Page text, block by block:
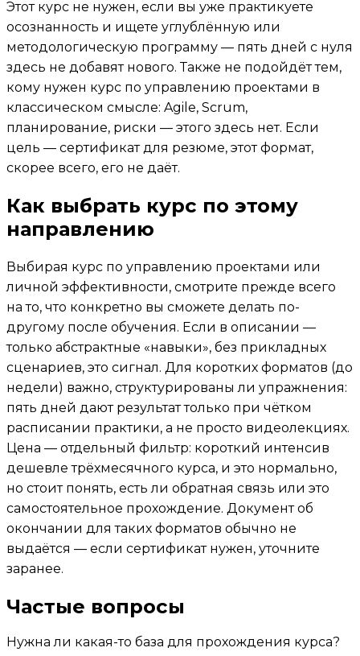
Этот курс не нужен, если вы уже практикуете
осознанность и ищете углублённую или
методологическую программу — пять дней с нуля
здесь не добавят нового. Также не подойдёт тем,
кому нужен курс по управлению проектами в
классическом смысле: Agile, Scrum,
планирование, риски — этого здесь нет. Если
цель — сертификат для резюме, этот формат,
скорее всего, его не даёт.
Как выбрать курс по этому
направлению
Выбирая курс по управлению проектами или
личной эффективности, смотрите прежде всего
на то, что конкретно вы сможете делать по-
другому после обучения. Если в описании —
только абстрактные «навыки», без прикладных
сценариев, это сигнал. Для коротких форматов (до
недели) важно, структурированы ли упражнения:
пять дней дают результат только при чётком
расписании практики, а не просто видеолекциях.
Цена — отдельный фильтр: короткий интенсив
дешевле трёхмесячного курса, и это нормально,
но стоит понять, есть ли обратная связь или это
самостоятельное прохождение. Документ об
окончании для таких форматов обычно не
выдаётся — если сертификат нужен, уточните
заранее.
Частые вопросы
Нужна ли какая-то база для прохождения курса?